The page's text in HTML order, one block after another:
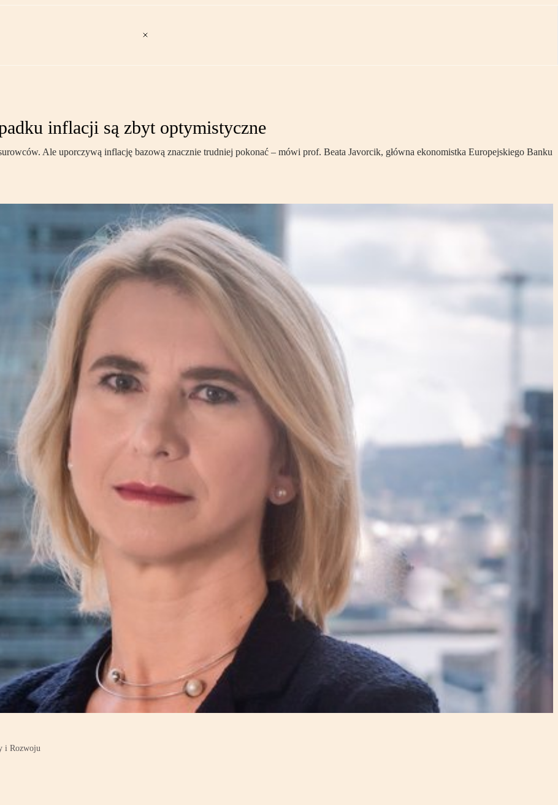
inflacji są zbyt optymistyczne
Ale uporczywą inflację bazową znacznie trudniej pokonać – mówi prof. Beata Javorcik, główna ekonomistka Europejskiego Banku
i Rozwoju